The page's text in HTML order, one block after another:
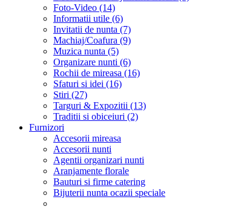
Foto-Video (14)
Informatii utile (6)
Invitatii de nunta (7)
Machiaj/Coafura (9)
Muzica nunta (5)
Organizare nunti (6)
Rochii de mireasa (16)
Sfaturi si idei (16)
Stiri (27)
Targuri & Expozitii (13)
Traditii si obiceiuri (2)
Furnizori
Accesorii mireasa
Accesorii nunti
Agentii organizari nunti
Aranjamente florale
Bauturi si firme catering
Bijuterii nunta ocazii speciale